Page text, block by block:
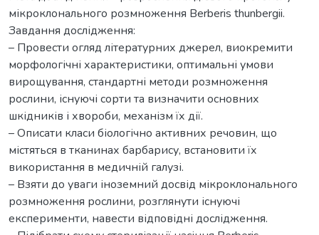
мікроклонального розмноження Berberis thunbergii.
Завдання дослідження:
– Провести огляд літературних джерел, виокремити
морфологічні характеристики, оптимальні умови
вирощування, стандартні методи розмноження
рослини, існуючі сорти та визначити основних
шкідників і хвороби, механізм їх дії.
– Описати класи біологічно активних речовин, що
містяться в тканинах барбарису, встановити їх
використання в медичній галузі.
– Взяти до уваги іноземний досвід мікроклонального
розмноження рослини, розглянути існуючі
експерименти, навести відповідні дослідження.